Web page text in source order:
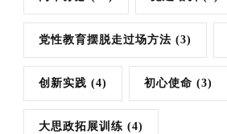
党性教育摆脱走过场方法 (3)
创新实践 (4) 初心使命 (3)
大思政拓展训练 (4)